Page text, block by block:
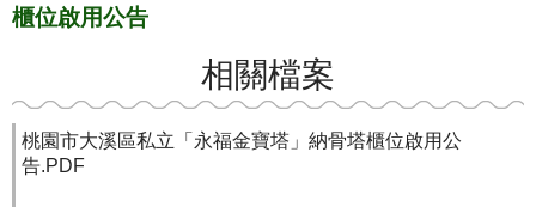
櫃位啟用公告
相關檔案
桃園市大溪區私立「永福金寶塔」納骨塔櫃位啟用公
告.PDF